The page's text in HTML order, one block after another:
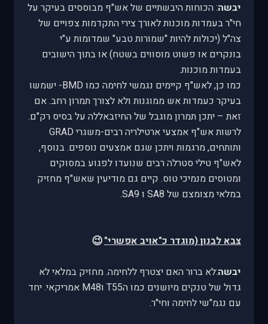
יבשה: הכוחות היבשתיים של אש"ף מבוססים בעיקר על
חי"ר בעמדות מוכנות לאורך צירי התקדמות צפויים של
צה"ל (יכולות להיות "שמורות טבע" שמדומות ע"י
בונקרים או פשוט מוסווים בשטח) או בתוך הישובים
בעמדות מוכנות.
כמו כן, לאש"ף קיימים נגמשי לחימה כמו BMD- ישמשו
בעיקר כעמדות אש ממוגנות ולא לצורך תמרון רחב. אם
זאת – יתכן תמרון מוגבל של החיזבאללה על בסיס רק"ם.
לרשות אש"ף אמצעי ארטילריה רבים-משגרי GRAD
ותותחים, מרגמות ויתכן שגם אמצעים נוספים. בנוסף,
לאש"ף טילי סטרלה רבים שנועדו לפגוע במסוקים
ומטוסים מנמיכי טוס. קיים גם מודיעין שאש"ף מחזיק
במלאי מצומצם של SA8 ו SA9.
צבא לבנון (מוגדר כ"אויב אפשרי"😉
יבשה:לא ברור האם יצטרף ללחימה. מחזיק במלאי לא
גדול של טנקים מיושנים כמו הT55 וM48 אמריקאי. יחד
עם נגמ"שי לחימה וחי"ר.